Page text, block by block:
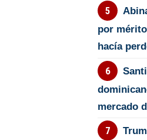
por
hacía
mercado